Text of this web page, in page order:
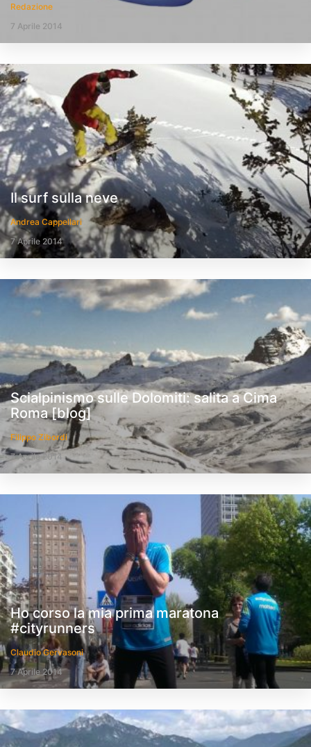
Redazione
7 Aprile 2014
Il surf sulla neve
Andrea Cappellari
7 Aprile 2014
Scialpinismo sulle Dolomiti: salita a Cima
Roma [blog]
Filippo Zibordi
7 Aprile 2014
Ho corso la mia prima maratona
#cityrunners
Claudio Gervasoni
7 Aprile 2014